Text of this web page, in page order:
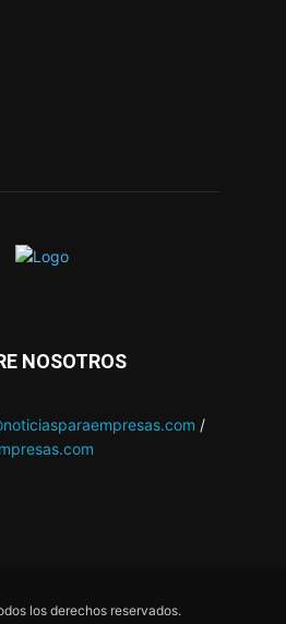
NOSOTROS
/
los derechos reservados.